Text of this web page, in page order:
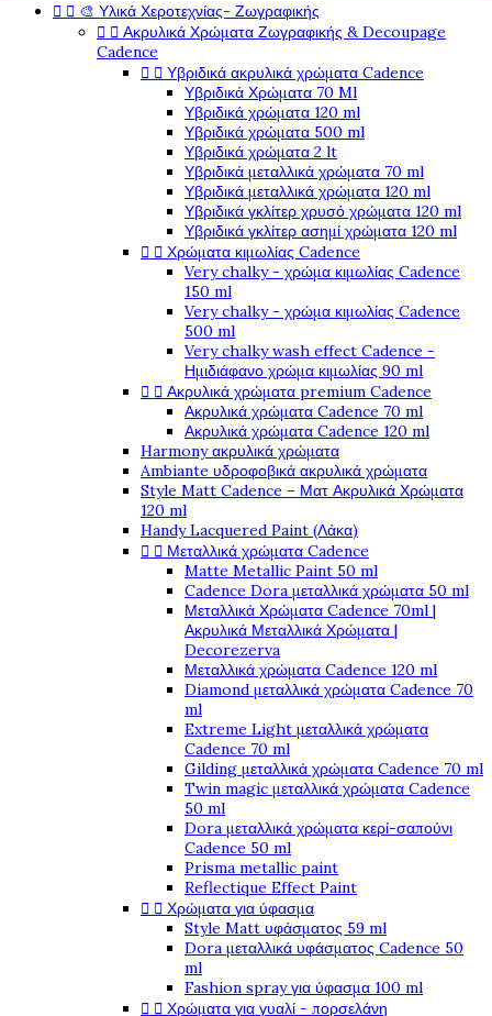
  🎨 Υλικά Χεροτεχνίας- Ζωγραφικής
  Ακρυλικά Χρώματα Ζωγραφικής & Decoupage
Cadence
  Υβριδικά ακρυλικά χρώματα Cadence
Υβριδικά Χρώματα 70 Ml
Υβριδικά χρώματα 120 ml
Υβριδικά χρώματα 500 ml
Υβριδικά χρώματα 2 lt
Υβριδικά μεταλλικά χρώματα 70 ml
Υβριδικά μεταλλικά χρώματα 120 ml
Υβριδικά γκλίτερ χρυσό χρώματα 120 ml
Υβριδικά γκλίτερ ασημί χρώματα 120 ml
  Χρώματα κιμωλίας Cadence
Very chalky - χρώμα κιμωλίας Cadence
150 ml
Very chalky - χρώμα κιμωλίας Cadence
500 ml
Very chalky wash effect Cadence -
Ημιδιάφανο χρώμα κιμωλίας 90 ml
  Ακρυλικά χρώματα premium Cadence
Ακρυλικά χρώματα Cadence 70 ml
Ακρυλικά χρώματα Cadence 120 ml
Harmony ακρυλικά χρώματα
Ambiante υδροφοβικά ακρυλικά χρώματα
Style Matt Cadence – Ματ Ακρυλικά Χρώματα
120 ml
Handy Lacquered Paint (Λάκα)
  Μεταλλικά χρώματα Cadence
Matte Metallic Paint 50 ml
Cadence Dora μεταλλικά χρώματα 50 ml
Μεταλλικά Χρώματα Cadence 70ml |
Ακρυλικά Μεταλλικά Χρώματα |
Decorezerva
Μεταλλικά χρώματα Cadence 120 ml
Diamond μεταλλικά χρώματα Cadence 70
ml
Extreme Light μεταλλικά χρώματα
Cadence 70 ml
Gilding μεταλλικά χρώματα Cadence 70 ml
Twin magic μεταλλικά χρώματα Cadence
50 ml
Dora μεταλλικά χρώματα κερί-σαπούνι
Cadence 50 ml
Prisma metallic paint
Reflectique Effect Paint
  Χρώματα για ύφασμα
Style Matt υφάσματος 59 ml
Dora μεταλλικά υφάσματος Cadence 50
ml
Fashion spray για ύφασμα 100 ml
  Χρώματα για γυαλί - πορσελάνη